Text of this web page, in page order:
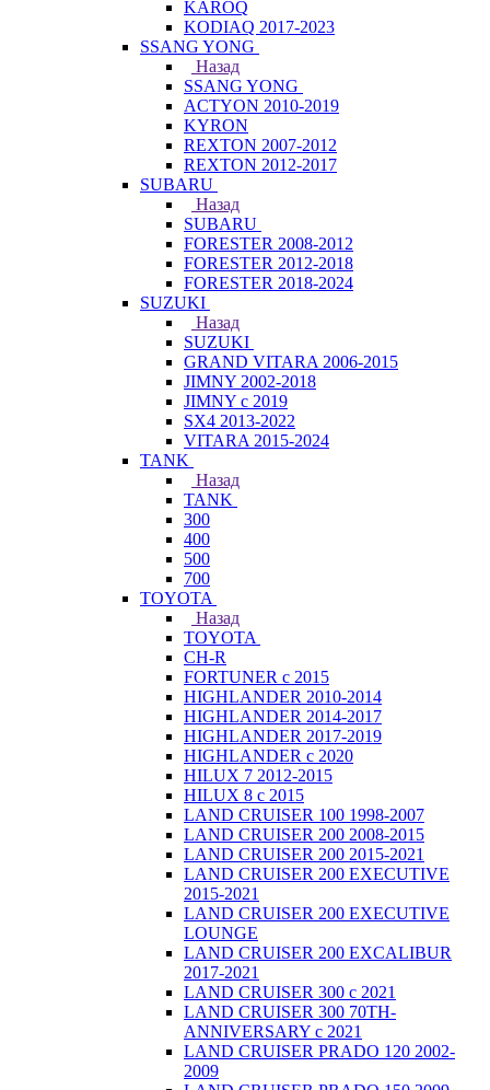
KAROQ
KODIAQ 2017-2023
SSANG YONG
Назад
SSANG YONG
ACTYON 2010-2019
KYRON
REXTON 2007-2012
REXTON 2012-2017
SUBARU
Назад
SUBARU
FORESTER 2008-2012
FORESTER 2012-2018
FORESTER 2018-2024
SUZUKI
Назад
SUZUKI
GRAND VITARA 2006-2015
JIMNY 2002-2018
JIMNY с 2019
SX4 2013-2022
VITARA 2015-2024
TANK
Назад
TANK
300
400
500
700
TOYOTA
Назад
TOYOTA
CH-R
FORTUNER с 2015
HIGHLANDER 2010-2014
HIGHLANDER 2014-2017
HIGHLANDER 2017-2019
HIGHLANDER с 2020
HILUX 7 2012-2015
HILUX 8 с 2015
LAND CRUISER 100 1998-2007
LAND CRUISER 200 2008-2015
LAND CRUISER 200 2015-2021
LAND CRUISER 200 EXECUTIVE
2015-2021
LAND CRUISER 200 EXECUTIVE
LOUNGE
LAND CRUISER 200 EXCALIBUR
2017-2021
LAND CRUISER 300 с 2021
LAND CRUISER 300 70TH-
ANNIVERSARY с 2021
LAND CRUISER PRADO 120 2002-
2009